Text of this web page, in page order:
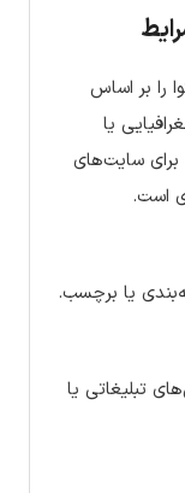
را بر اساس
یا
سایت‌های
است.
یا برچسب.
تبلیغاتی یا